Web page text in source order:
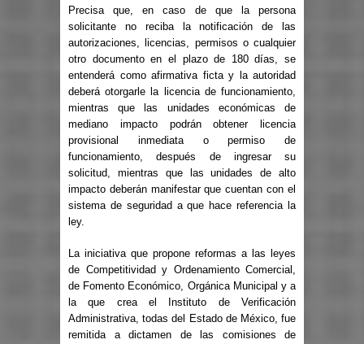
Precisa que, en caso de que la persona
solicitante no reciba la notificación de las
autorizaciones, licencias, permisos o cualquier
otro documento en el plazo de 180 días, se
entenderá como afirmativa ficta y la autoridad
deberá otorgarle la licencia de funcionamiento,
mientras que las unidades económicas de
mediano impacto podrán obtener licencia
provisional inmediata o permiso de
funcionamiento, después de ingresar su
solicitud, mientras que las unidades de alto
impacto deberán manifestar que cuentan con el
sistema de seguridad a que hace referencia la
ley.
La iniciativa que propone reformas a las leyes
de Competitividad y Ordenamiento Comercial,
de Fomento Económico, Orgánica Municipal y a
la que crea el Instituto de Verificación
Administrativa, todas del Estado de México, fue
remitida a dictamen de las comisiones de